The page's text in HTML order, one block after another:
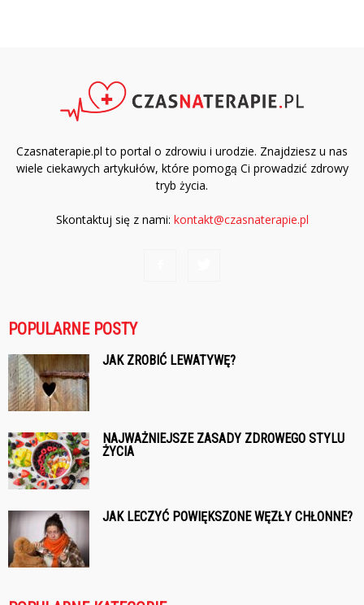
Czasnaterapie.pl to portal o zdrowiu i urodzie. Znajdziesz u nas
wiele ciekawych artykułów, które pomogą Ci prowadzić zdrowy
tryb życia.
Skontaktuj się z nami: kontakt@czasnaterapie.pl
POPULARNE POSTY
JAK ZROBIĆ LEWATYWĘ?
NAJWAŻNIEJSZE ZASADY ZDROWEGO STYLU
ŻYCIA
JAK LECZYĆ POWIĘKSZONE WĘZŁY CHŁONNE?